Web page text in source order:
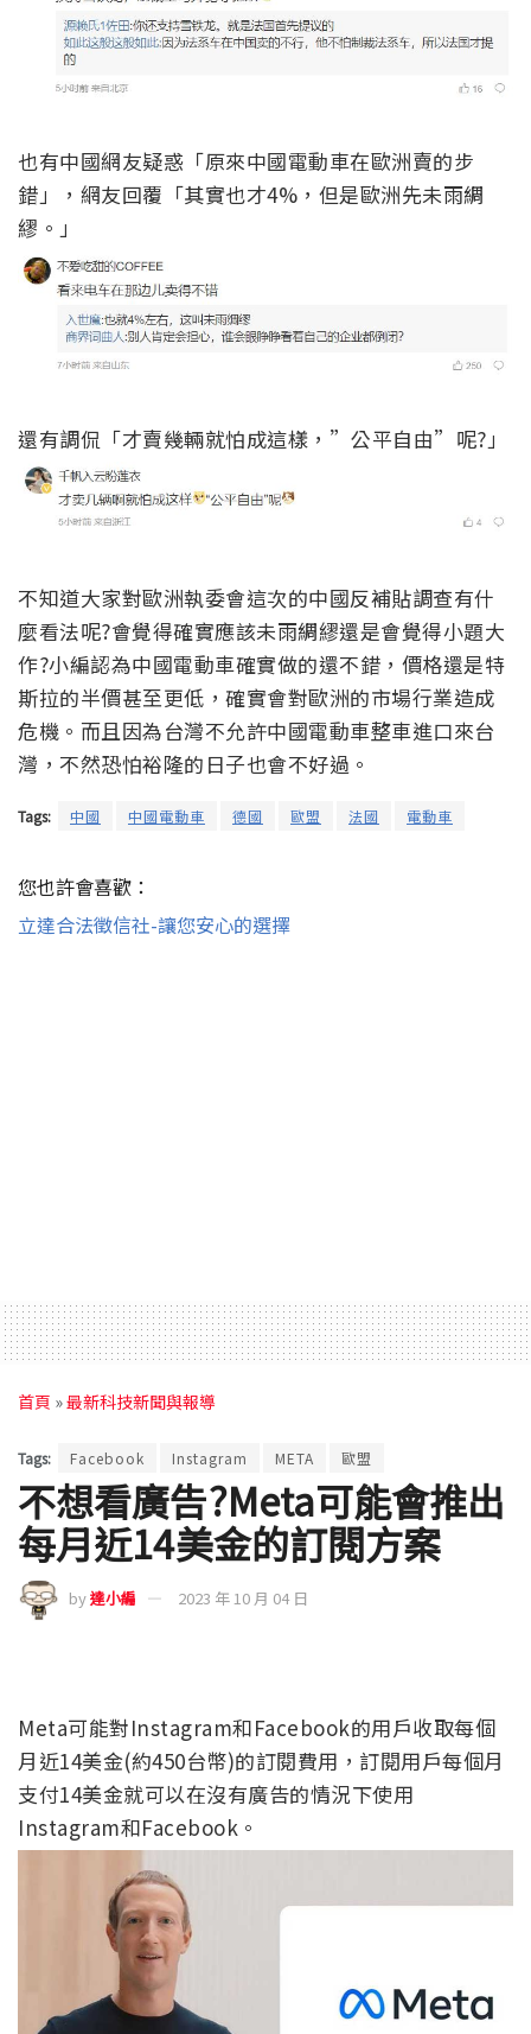
也有中國網友疑惑「原來中國電動車在歐洲賣的步
錯」，網友回覆「其實也才4%，但是歐洲先未雨綢
繆。」
還有調侃「才賣幾輛就怕成這樣，”公平自由”呢?」
不知道大家對歐洲執委會這次的中國反補貼調查有什
麼看法呢?會覺得確實應該未雨綢繆還是會覺得小題大
作?小編認為中國電動車確實做的還不錯，價格還是特
斯拉的半價甚至更低，確實會對歐洲的市場行業造成
危機。而且因為台灣不允許中國電動車整車進口來台
灣，不然恐怕裕隆的日子也會不好過。
Tags: 中國 中國電動車 德國 歐盟 法國 電動車
您也許會喜歡：
立達合法徵信社-讓您安心的選擇
首頁 »最新科技新聞與報導
Tags: Facebook Instagram META 歐盟
不想看廣告?Meta可能會推出
每月近14美金的訂閱方案
by達小編 2023 年 10 月 04 日
Meta可能對Instagram和Facebook的用戶收取每個
月近14美金(約450台幣)的訂閱費用，訂閱用戶每個月
支付14美金就可以在沒有廣告的情況下使用
Instagram和Facebook。